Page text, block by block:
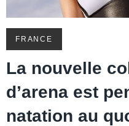
FRANCE
La nouvelle
d’arena est
natation au